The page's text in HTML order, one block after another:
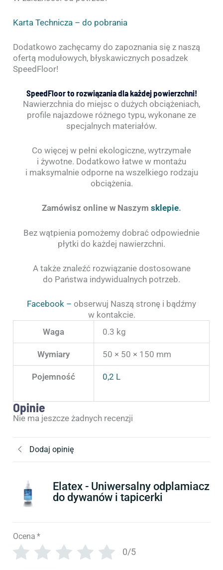
Karta Technicza – do pobrania
Dodatkowo zachęcamy do zapoznania się z naszą
ofertą modułowych, błyskawicznych posadzek
SpeedFloor!
SpeedFloor to rozwiązania dla każdej powierzchni!
Nawierzchnia do miejsc o dużych obciążeniach,
profile najazdowe różnego typu, wykonane ze
specjalnych materiałów.
Co więcej w pełni ekologiczne, wytrzymałe
i żywotne. Dodatkowo łatwe w montażu
i maksymalnie odporne na wszelkiego rodzaju
obciążenia.
Zamówisz online w Naszym sklepie.
Bez wątpienia pomożemy dobrać odpowiednie
płytki do każdej nawierzchni.
A także znaleźć rozwiązanie dostosowane
do Państwa indywidualnych potrzeb.
Facebook – obserwuj Naszą stronę i bądźmy
w kontakcie.
Waga
0.3 kg
Wymiary 50 × 50 × 150 mm
Pojemność 0,2 L
Opinie
Nie ma jeszcze żadnych recenzji
Dodaj opinię
Elatex - Uniwersalny odplamiacz
do dywanów i tapicerki
Ocena *
0/5